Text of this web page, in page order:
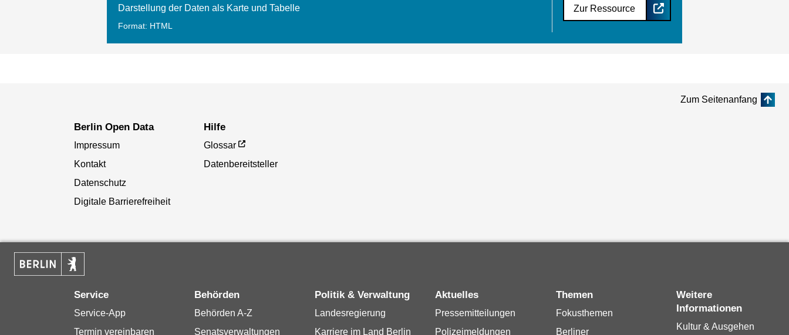
Darstellung der Daten als Karte und Tabelle
Format: HTML
Zur Ressource
Zum Seitenanfang
Berlin Open Data
Impressum
Kontakt
Datenschutz
Digitale Barrierefreiheit
Hilfe
Glossar
Datenbereitsteller
Service
Service-App
Termin vereinbaren
Behörden
Behörden A-Z
Senatsverwaltungen
Politik & Verwaltung
Landesregierung
Karriere im Land Berlin
Aktuelles
Pressemitteilungen
Polizeimeldungen
Themen
Fokusthemen
Berliner
Weitere
Informationen
Kultur & Ausgehen